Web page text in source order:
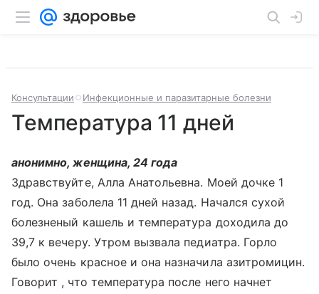
Консультации Инфекционные и паразитарные болезни
Температура 11 дней
анонимно, женщина, 24 года
Здравствуйте, Алла Анатольевна. Моей дочке 1
год. Она заболела 11 дней назад. Начался сухой
болезненый кашель и температура доходила до
39,7 к вечеру. Утром вызвала педиатра. Горло
было очень красное и она назначила азитромицин.
Говорит , что температура после него начнет